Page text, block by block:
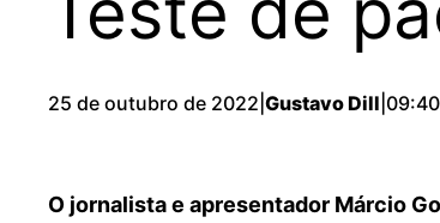
25 de outubro de 2022 Gustavo Dill
O jornalista e apresentador Márcio